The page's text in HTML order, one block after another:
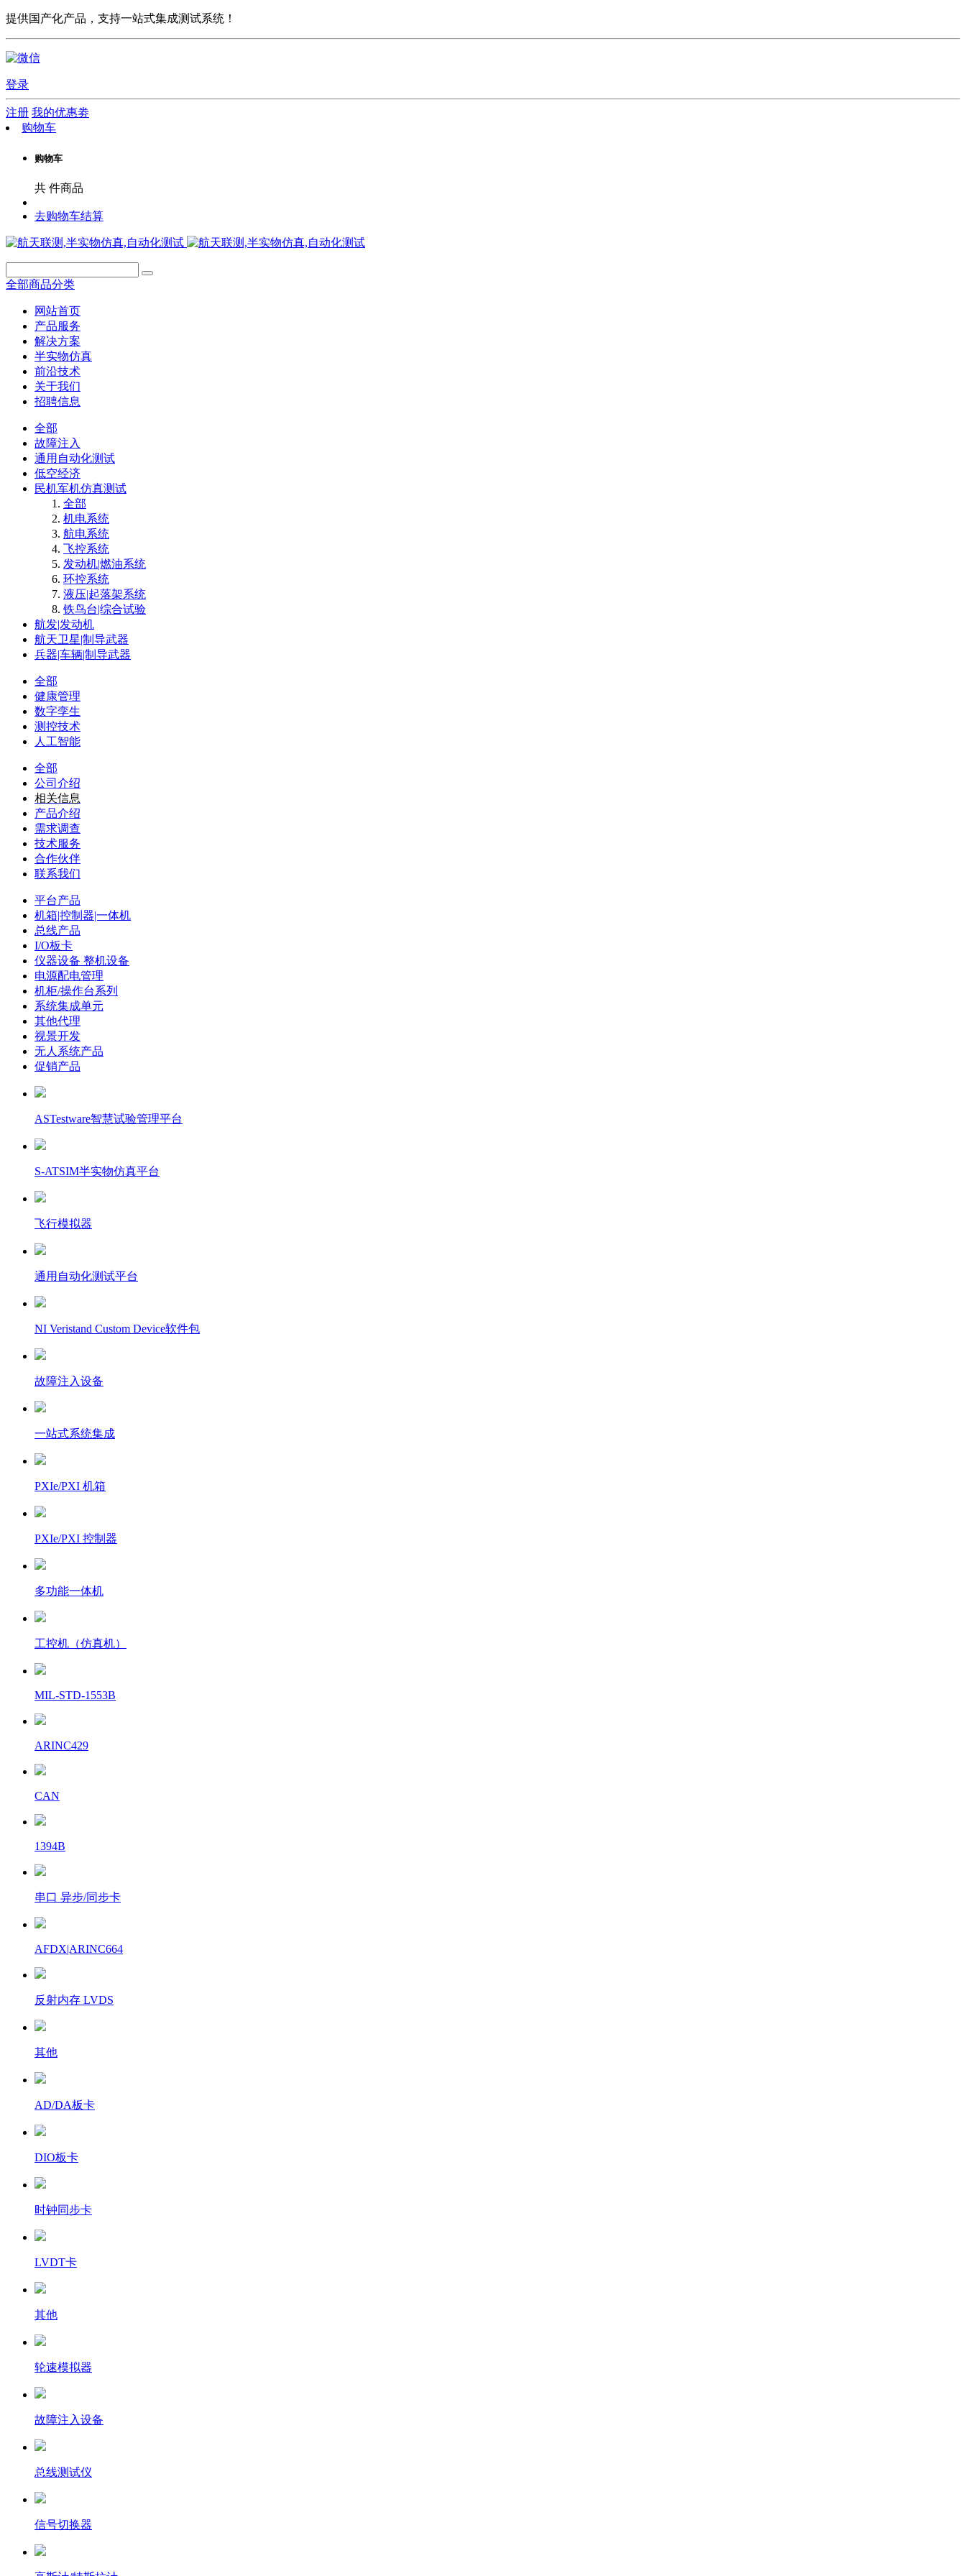
提供国产化产品，支持一站式集成测试系统！
登录
注册 我的优惠劵
购物车
购物车
共 件商品
去购物车结算
全部商品分类
网站首页
产品服务
解决方案
半实物仿真
前沿技术
关于我们
招聘信息
全部
故障注入
通用自动化测试
低空经济
民机军机仿真测试
全部
机电系统
航电系统
飞控系统
发动机|燃油系统
环控系统
液压|起落架系统
铁鸟台|综合试验
航发|发动机
航天卫星|制导武器
兵器|车辆|制导武器
全部
健康管理
数字孪生
测控技术
人工智能
全部
公司介绍
相关信息
产品介绍
需求调查
技术服务
合作伙伴
联系我们
平台产品
机箱|控制器|一体机
总线产品
I/O板卡
仪器设备 整机设备
电源配电管理
机柜/操作台系列
系统集成单元
其他代理
视景开发
无人系统产品
促销产品
ASTestware智慧试验管理平台
S-ATSIM半实物仿真平台
飞行模拟器
通用自动化测试平台
NI Veristand Custom Device软件包
故障注入设备
一站式系统集成
PXIe/PXI 机箱
PXIe/PXI 控制器
多功能一体机
工控机（仿真机）
MIL-STD-1553B
ARINC429
CAN
1394B
串口 异步/同步卡
AFDX|ARINC664
反射内存 LVDS
其他
AD/DA板卡
DIO板卡
时钟同步卡
LVDT卡
其他
轮速模拟器
故障注入设备
总线测试仪
信号切换器